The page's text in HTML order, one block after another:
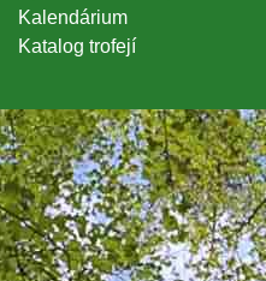
Kalendárium
Katalog trofejí